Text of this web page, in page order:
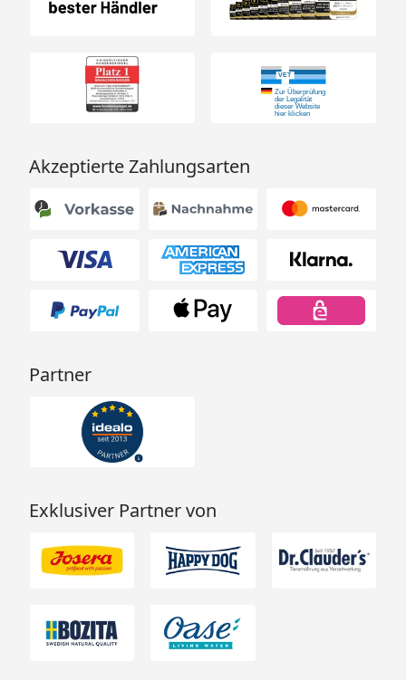
Akzeptierte Zahlungsarten
Partner
Exklusiver Partner von